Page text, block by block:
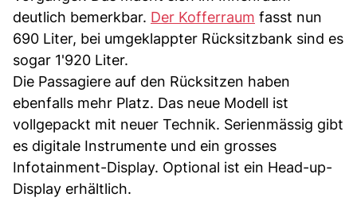
deutlich bemerkbar. Der Kofferraum fasst nun
690 Liter, bei umgeklappter Rücksitzbank sind es
sogar 1'920 Liter.
Die Passagiere auf den Rücksitzen haben
ebenfalls mehr Platz. Das neue Modell ist
vollgepackt mit neuer Technik. Serienmässig gibt
es digitale Instrumente und ein grosses
Infotainment-Display. Optional ist ein Head-up-
Display erhältlich.